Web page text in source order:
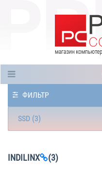
ФИЛЬТР
SSD (3)
INDILINX (3)